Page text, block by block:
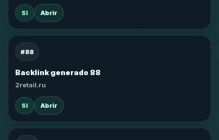
SI Abrir
#88
Backlink generado 88
2retail.ru
SI Abrir